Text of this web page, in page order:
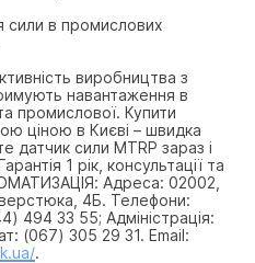
сили в промислових
виробництва з
навантаження в
промислової. Купити
ціною в Києві – швидка
датчик сили MTRP зараз і
1 рік, консультації та
Адреса: 02002,
4Б. Телефони:
494 33 55; Адміністрація:
(067) 305 29 31. Email:
.